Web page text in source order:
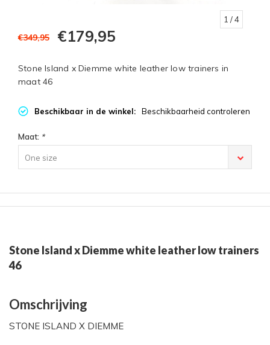
1 / 4
€349,95 €179,95
Stone Island x Diemme white leather low trainers in
maat 46
Beschikbaar in de winkel: Beschikbaarheid controleren
Maat: *
One size
Stone Island x Diemme white leather low trainers
46
Omschrijving
STONE ISLAND X DIEMME